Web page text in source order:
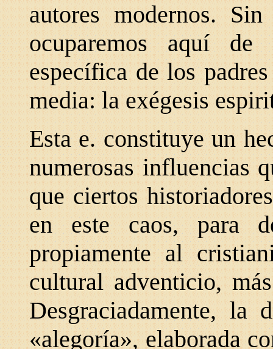
autores modernos.
ocuparemos aquí
específica de los
media: la exégesis
Esta e. constituye un
numerosas influencias
que ciertos
en este caos, para
propiamente al
cultural adventicio,
Desgraciadamente, la
«alegoría», elaborada